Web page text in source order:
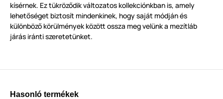
kísérnek. Ez tükröződik változatos kollekciónkban is, amely
lehetőséget biztosít mindenkinek, hogy saját módján és
különböző körülmények között ossza meg velünk a mezítláb
járás iránti szeretetünket.
Hasonló termékek